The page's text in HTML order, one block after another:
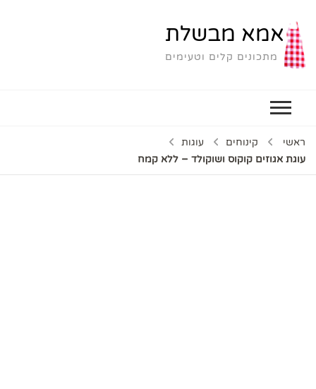
אמא מבשלת
מתכונים קלים וטעימים
ראשי קינוחים
עוגות
עוגת אגוזים קוקוס ושוקולד – ללא קמח